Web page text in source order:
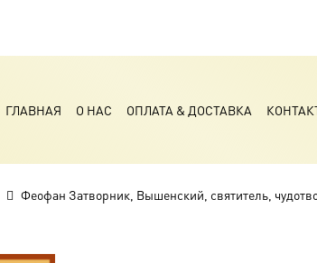
ГЛАВНАЯ О НАС ОПЛАТА & ДОСТАВКА
Феофан Затворник, Вышенский, святитель,